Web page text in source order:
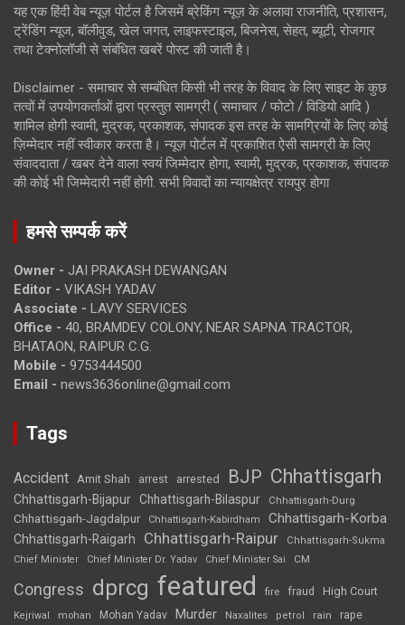
यह एक हिंदी वेब न्यूज़ पोर्टल है जिसमें ब्रेकिंग न्यूज़ के अलावा राजनीति, प्रशासन,
ट्रेंडिंग न्यूज, बॉलीवुड, खेल जगत, लाइफस्टाइल, बिजनेस, सेहत, ब्यूटी, रोजगार
तथा टेक्नोलॉजी से संबंधित खबरें पोस्ट की जाती है।
Disclaimer - समाचार से सम्बंधित किसी भी तरह के विवाद के लिए साइट के कुछ
तत्वों में उपयोगकर्ताओं द्वारा प्रस्तुत सामग्री ( समाचार / फोटो / विडियो आदि )
शामिल होगी स्वामी, मुद्रक, प्रकाशक, संपादक इस तरह के सामग्रियों के लिए कोई
ज़िम्मेदार नहीं स्वीकार करता है। न्यूज़ पोर्टल में प्रकाशित ऐसी सामग्री के लिए
संवाददाता / खबर देने वाला स्वयं जिम्मेदार होगा, स्वामी, मुद्रक, प्रकाशक, संपादक
की कोई भी जिम्मेदारी नहीं होगी. सभी विवादों का न्यायक्षेत्र रायपुर होगा
हमसे सम्पर्क करें
Owner - JAI PRAKASH DEWANGAN
Editor - VIKASH YADAV
Associate - LAVY SERVICES
Office - 40, BRAMDEV COLONY, NEAR SAPNA TRACTOR,
BHATAON, RAIPUR C.G.
Mobile - 9753444500
Email - news3636online@gmail.com
Tags
Accident Amit Shah arrest arrested BJP Chhattisgarh
Chhattisgarh-Bijapur Chhattisgarh-Bilaspur Chhattisgarh-Durg
Chhattisgarh-Jagdalpur Chhattisgarh-Kabirdham Chhattisgarh-Korba
Chhattisgarh-Raigarh Chhattisgarh-Raipur
Chhattisgarh-Sukma
Chief Minister
Chief Minister Dr. Yadav Chief Minister Sai CM
Congress dprcg featured fire fraud High Court
Kejriwal mohan Mohan Yadav Murder Naxalites petrol rain rape